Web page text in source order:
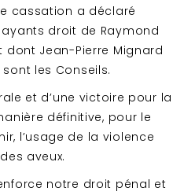
cassation a déclaré
droit de Raymond
dont Jean-Pierre Mignard
les Conseils.
et d’une victoire pour la
définitive, pour le
l’usage de la violence
aveux.
notre droit pénal et